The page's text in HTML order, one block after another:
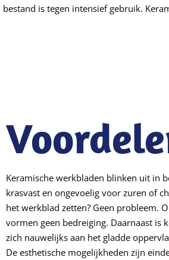
bestand is tegen intensief gebruik.
Keramische werkbladen blinken uit in
krasvast en ongevoelig voor zuren of
het werkblad zetten? Geen probleem.
vormen geen bedreiging. Daarnaast is
zich nauwelijks aan het gladde
De esthetische mogelijkheden zijn